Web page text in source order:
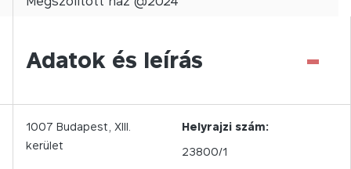
Adatok és leírás -
1007 Budapest, XIII.
kerület
Helyrajzi szám:
23800/1